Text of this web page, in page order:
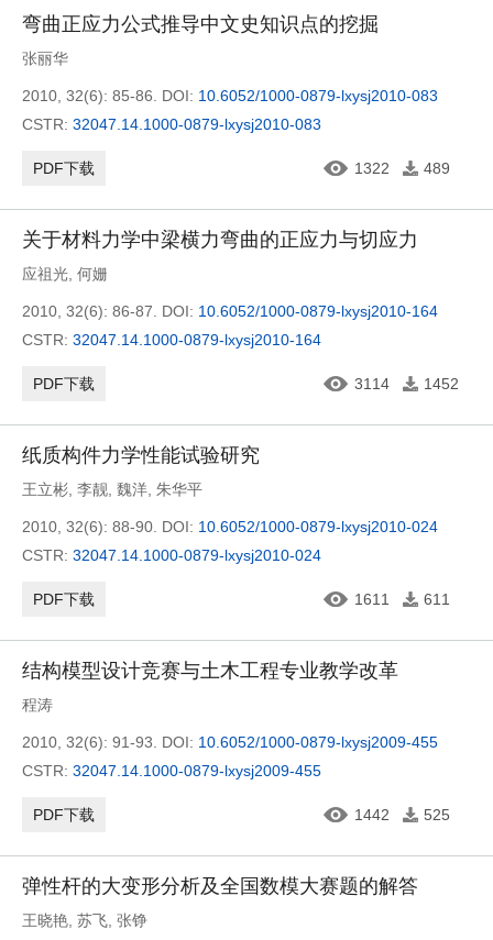
弯曲正应力公式推导中文史知识点的挖掘
张丽华
2010, 32(6): 85-86. DOI: 10.6052/1000-0879-lxysj2010-083
CSTR: 32047.14.1000-0879-lxysj2010-083
PDF下载 1322 489
关于材料力学中梁横力弯曲的正应力与切应力
应祖光 何姗
2010, 32(6): 86-87. DOI: 10.6052/1000-0879-lxysj2010-164
CSTR: 32047.14.1000-0879-lxysj2010-164
PDF下载 3114 1452
纸质构件力学性能试验研究
王立彬 李靓 魏洋 朱华平
2010, 32(6): 88-90. DOI: 10.6052/1000-0879-lxysj2010-024
CSTR: 32047.14.1000-0879-lxysj2010-024
PDF下载 1611 611
结构模型设计竞赛与土木工程专业教学改革
程涛
2010, 32(6): 91-93. DOI: 10.6052/1000-0879-lxysj2009-455
CSTR: 32047.14.1000-0879-lxysj2009-455
PDF下载 1442 525
弹性杆的大变形分析及全国数模大赛题的解答
王晓艳 苏飞 张铮